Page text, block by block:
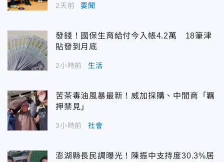
2天前 要聞
發錢！國保生育給付今入帳4.2萬 18筆津
貼發到月底
2小時前 生活
苦茶毒油風暴最新！威加採購、中間商「羈
押禁見」
3小時前 社會
澎湖縣長民調曝光！陳振中支持度30.3%居